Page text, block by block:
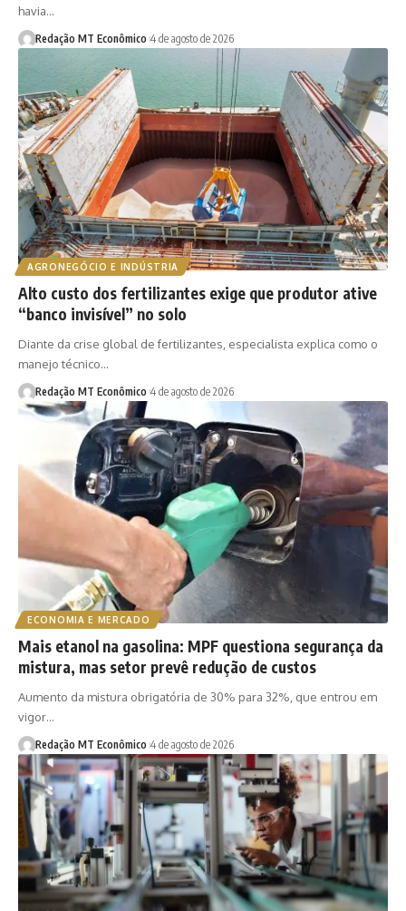
havia…
Redação MT Econômico 4 de agosto de 2026
AGRONEGÓCIO E INDÚSTRIA
Alto custo dos fertilizantes exige que produtor ative
“banco invisível” no solo
Diante da crise global de fertilizantes, especialista explica como o
manejo técnico…
Redação MT Econômico 4 de agosto de 2026
ECONOMIA E MERCADO
Mais etanol na gasolina: MPF questiona segurança da
mistura, mas setor prevê redução de custos
Aumento da mistura obrigatória de 30% para 32%, que entrou em
vigor…
Redação MT Econômico 4 de agosto de 2026